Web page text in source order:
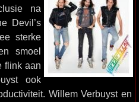
na
Devil’s
sterke
smoel
flink aan
ook
Willem Verbuyst en